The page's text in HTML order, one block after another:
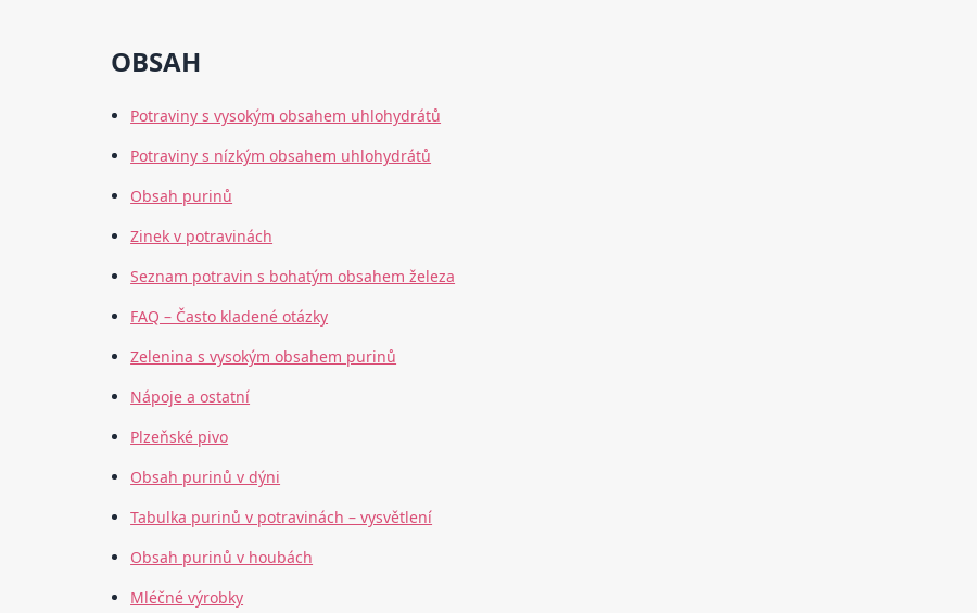
OBSAH
Potraviny s vysokým obsahem uhlohydrátů
Potraviny s nízkým obsahem uhlohydrátů
Obsah purinů
Zinek v potravinách
Seznam potravin s bohatým obsahem železa
FAQ – Často kladené otázky
Zelenina s vysokým obsahem purinů
Nápoje a ostatní
Plzeňské pivo
Obsah purinů v dýni
Tabulka purinů v potravinách – vysvětlení
Obsah purinů v houbách
Mléčné výrobky